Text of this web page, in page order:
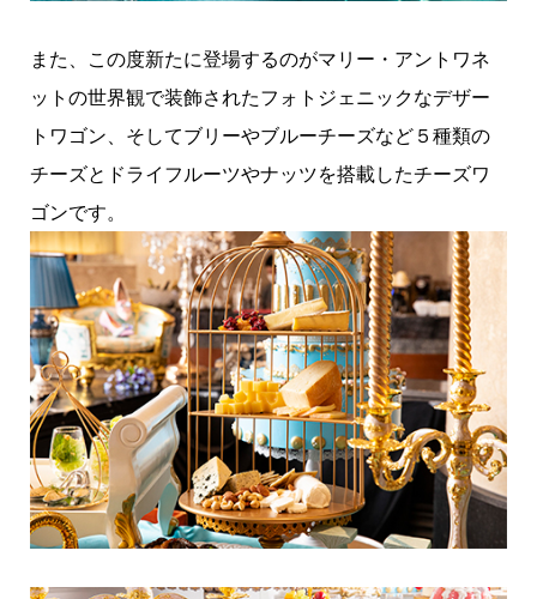
また、この度新たに登場するのがマリー・アントワネ
ットの世界観で装飾されたフォトジェニックなデザー
トワゴン、そしてブリーやブルーチーズなど５種類の
チーズとドライフルーツやナッツを搭載したチーズワ
ゴンです。